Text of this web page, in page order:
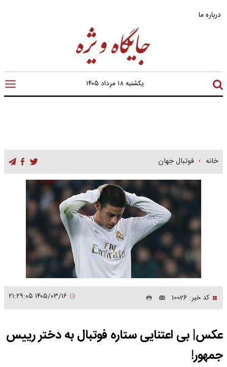
درباره ما
یکشنبه ۱۸ مرداد ۱۴۰۵
خانه فوتبال جهان
کد خبر: 10026
عکس| بی اعتنایی ستاره فوتبال به دختر رییس
جمهور!